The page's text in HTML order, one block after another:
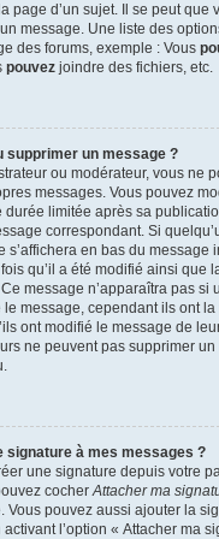
page d’un sujet. Il se peut que
message. Une liste des
des forums, exemple : Vous
pouvez joindre des fichiers, etc.
supprimer un message ?
ou modérateur, vous ne
messages. Vous pouvez
limitée après sa
correspondant. Si
s’affichera en bas du message
qu’il a été modifié ainsi que
message n’apparaîtra pas si
message, cependant ils ont
ont modifié le message de
ne peuvent pas supprimer
signature à mes messages ?
une signature depuis votre
cocherAttacher ma
Vous pouvez aussi ajouter la
l’option « Attacher ma